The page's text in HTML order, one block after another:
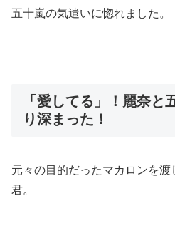
五十嵐の気遣いに惚れました。
「愛してる」！麗奈と
り深まった！
元々の目的だったマカロンを
君。